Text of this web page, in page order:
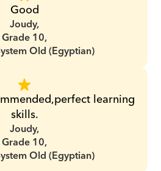
Good
Joudy,
Grade 10,
Old (Egyptian)
learning
skills.
Joudy,
Grade 10,
Old (Egyptian)